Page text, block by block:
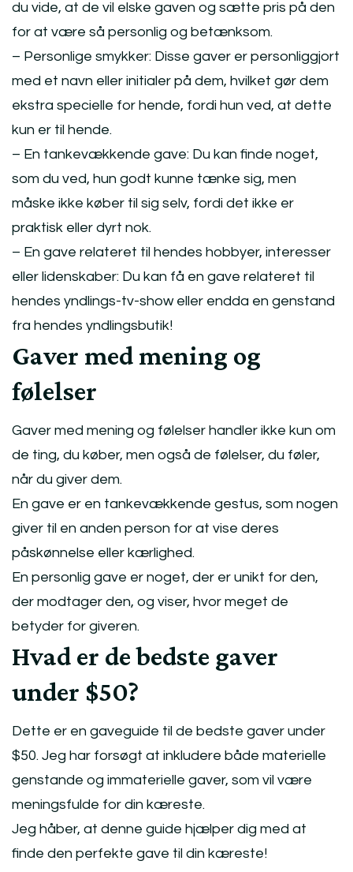
du vide, at de vil elske gaven og sætte pris på den
for at være så personlig og betænksom.
– Personlige smykker: Disse gaver er personliggjort
med et navn eller initialer på dem, hvilket gør dem
ekstra specielle for hende, fordi hun ved, at dette
kun er til hende.
– En tankevækkende gave: Du kan finde noget,
som du ved, hun godt kunne tænke sig, men
måske ikke køber til sig selv, fordi det ikke er
praktisk eller dyrt nok.
– En gave relateret til hendes hobbyer, interesser
eller lidenskaber: Du kan få en gave relateret til
hendes yndlings-tv-show eller endda en genstand
fra hendes yndlingsbutik!
Gaver med mening og
følelser
Gaver med mening og følelser handler ikke kun om
de ting, du køber, men også de følelser, du føler,
når du giver dem.
En gave er en tankevækkende gestus, som nogen
giver til en anden person for at vise deres
påskønnelse eller kærlighed.
En personlig gave er noget, der er unikt for den,
der modtager den, og viser, hvor meget de
betyder for giveren.
Hvad er de bedste gaver
under $50?
Dette er en gaveguide til de bedste gaver under
$50. Jeg har forsøgt at inkludere både materielle
genstande og immaterielle gaver, som vil være
meningsfulde for din kæreste.
Jeg håber, at denne guide hjælper dig med at
finde den perfekte gave til din kæreste!